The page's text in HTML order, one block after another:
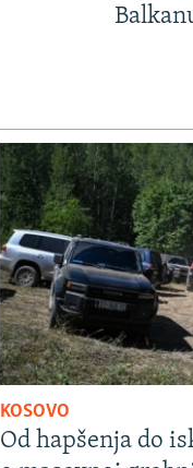
KOSOVO
Od hapšenja do